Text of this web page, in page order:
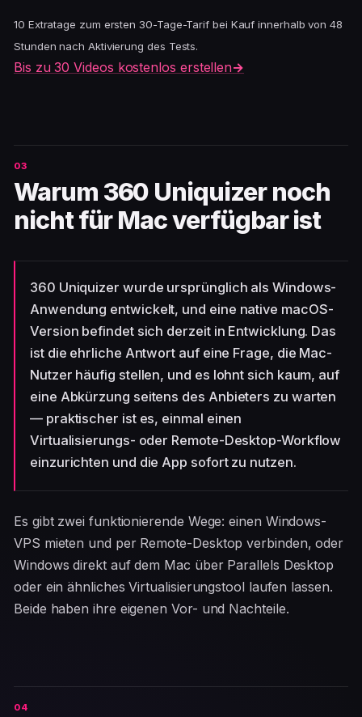
10 Extratage zum ersten 30-Tage-Tarif bei Kauf innerhalb von 48
Stunden nach Aktivierung des Tests.
Bis zu 30 Videos kostenlos erstellen→
Warum 360 Uniquizer noch
nicht für Mac verfügbar ist
360 Uniquizer wurde ursprünglich als Windows-
Anwendung entwickelt, und eine native macOS-
Version befindet sich derzeit in Entwicklung. Das
ist die ehrliche Antwort auf eine Frage, die Mac-
Nutzer häufig stellen, und es lohnt sich kaum, auf
eine Abkürzung seitens des Anbieters zu warten
— praktischer ist es, einmal einen
Virtualisierungs- oder Remote-Desktop-Workflow
einzurichten und die App sofort zu nutzen.
Es gibt zwei funktionierende Wege: einen Windows-
VPS mieten und per Remote-Desktop verbinden, oder
Windows direkt auf dem Mac über Parallels Desktop
oder ein ähnliches Virtualisierungstool laufen lassen.
Beide haben ihre eigenen Vor- und Nachteile.